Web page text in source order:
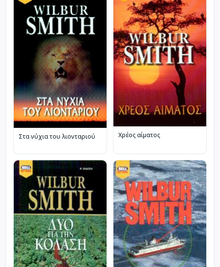
Στα νύχια του λιονταριού Χρέος αίματος